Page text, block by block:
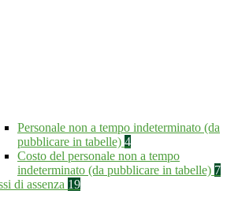
Personale non a tempo indeterminato (da
pubblicare in tabelle) 4
Costo del personale non a tempo
indeterminato (da pubblicare in tabelle) 7
di assenza 19